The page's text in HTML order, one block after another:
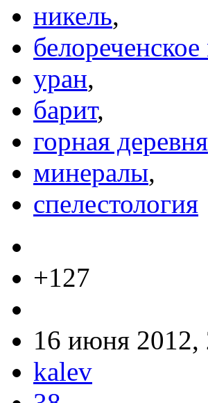
никель,
уран,
барит,
горная деревня
минералы,
спелестология
+127
16 июня 2012,
kalev